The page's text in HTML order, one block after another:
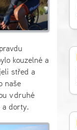
kouzelné a
střed a
naše
v druhé
dorty.